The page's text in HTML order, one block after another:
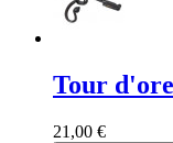
Tour
21,00 €